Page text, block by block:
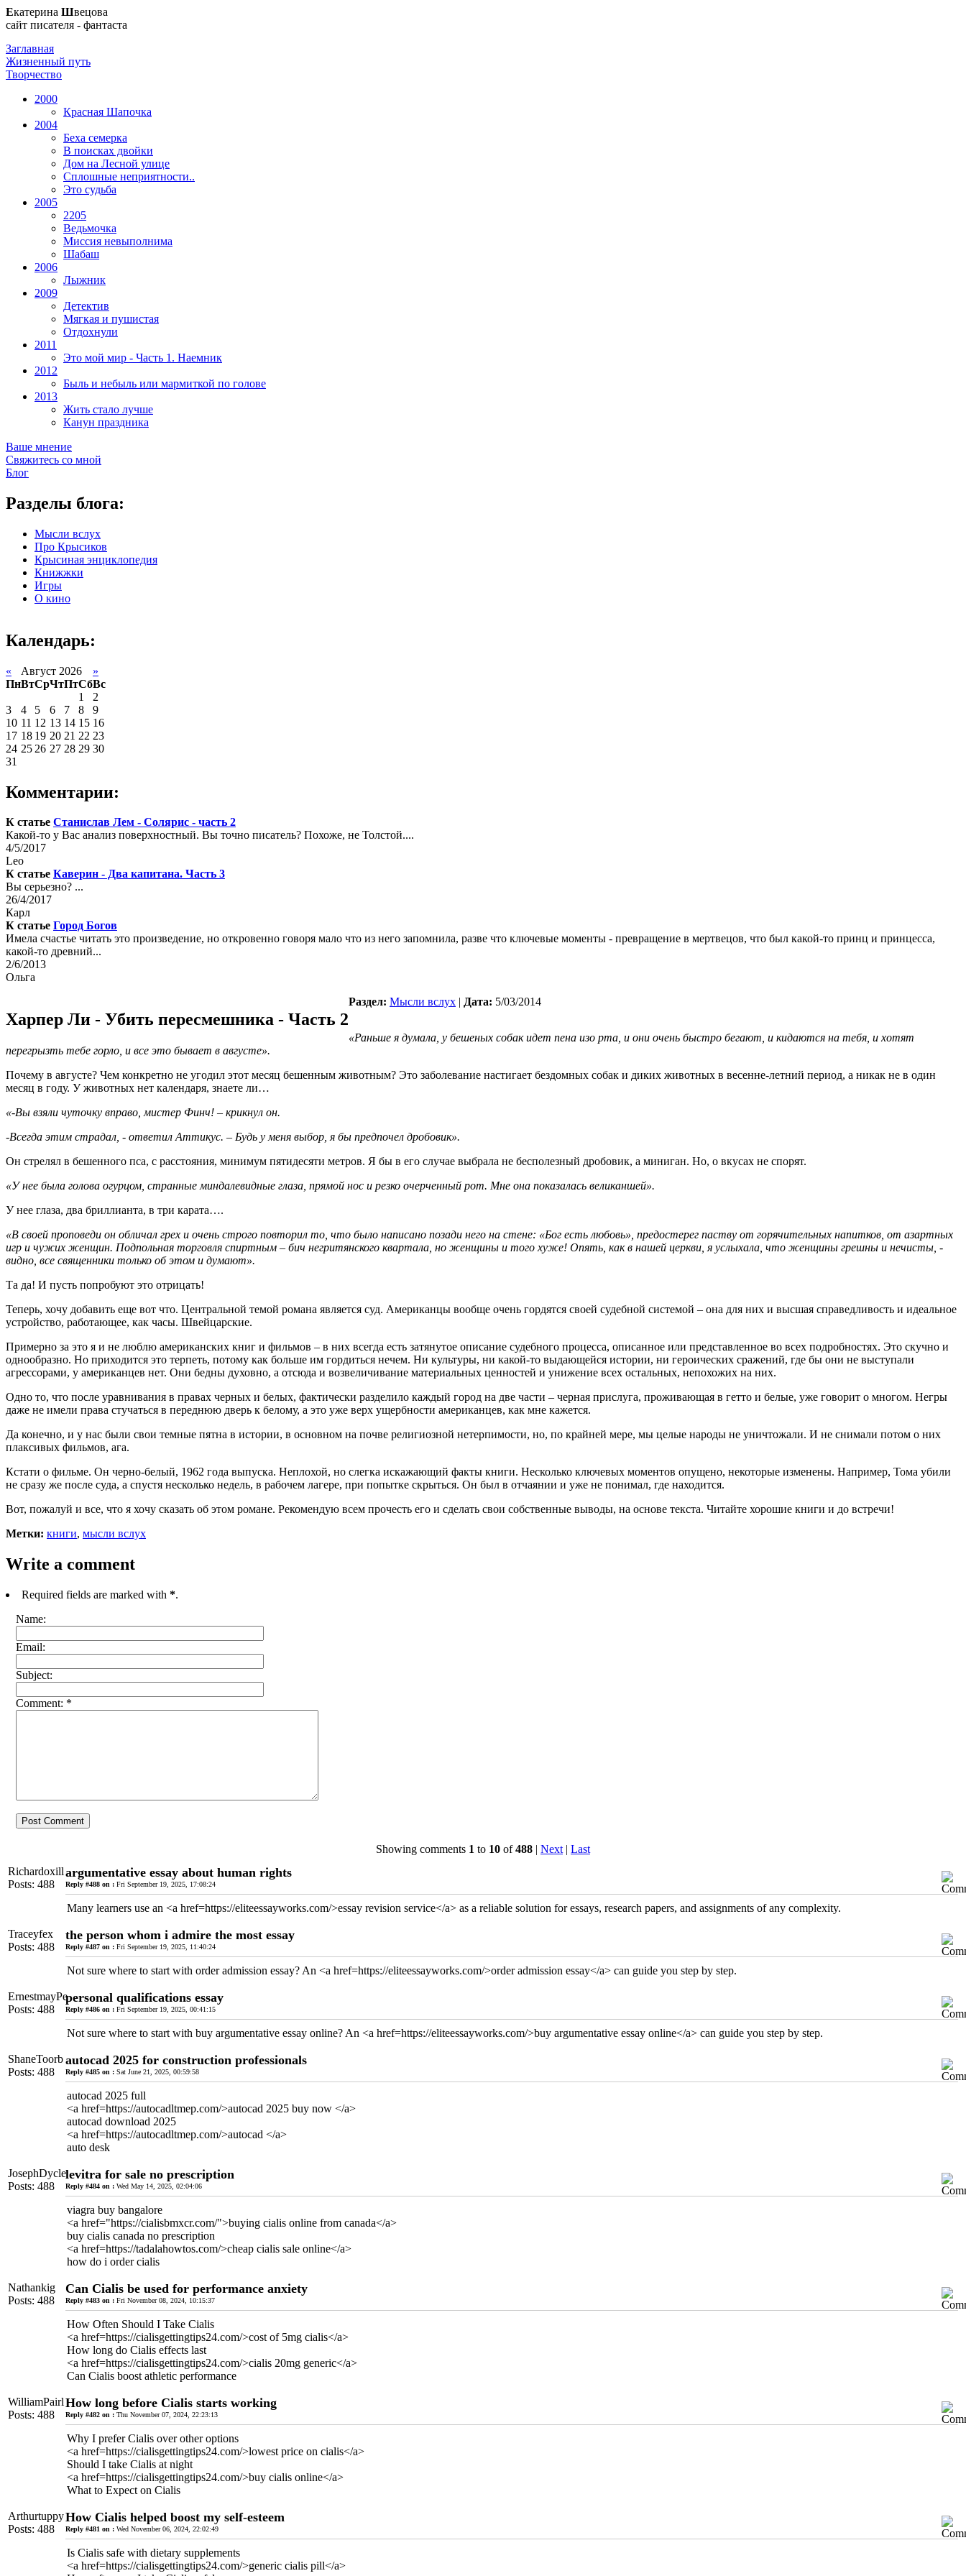
Екатерина Швецова
сайт писателя - фантаста
Заглавная
Жизненный путь
Творчество
2000
Красная Шапочка
2004
Беха семерка
В поисках двойки
Дом на Лесной улице
Сплошные неприятности..
Это судьба
2005
2205
Ведьмочка
Миссия невыполнима
Шабаш
2006
Лыжник
2009
Детектив
Мягкая и пушистая
Отдохнули
2011
Это мой мир - Часть 1. Наемник
2012
Быль и небыль или мармиткой по голове
2013
Жить стало лучше
Канун праздника
Ваше мнение
Свяжитесь со мной
Блог
Разделы блога:
Мысли вслух
Про Крысиков
Крысиная энциклопедия
Книжжки
Игры
О кино
Календарь:
« Август 2026
»
ПнВтСрЧтПтСбВс
1
2
3
4 5 6 7 8
9
10 11 12 13 14 15 16
17 18 19 20 21 22 23
24 25 26 27 28 29 30
31
Комментарии:
К статье Станислав Лем - Солярис - часть 2
Какой-то у Вас анализ поверхностный. Вы точно писатель? Похоже, не Толстой....
4/5/2017
Leo
К статье Каверин - Два капитана. Часть 3
Вы серьезно? ...
26/4/2017
Карл
К статье Город Богов
Имела счастье читать это произведение, но откровенно говоря мало что из него запомнила, разве что ключевые моменты - превращение в мертвецов, что был какой-то принц и принцесса,
какой-то древний...
2/6/2013
Ольга
Харпер Ли - Убить пересмешника - Часть 2
Раздел: Мысли вслух | Дата: 5/03/2014
«Раньше я думала, у бешеных собак идет пена изо рта, и они очень быстро бегают, и кидаются на тебя, и хотят
перегрызть тебе горло, и все это бывает в августе».
Почему в августе? Чем конкретно не угодил этот месяц бешенным животным? Это заболевание настигает бездомных собак и диких животных в весенне-летний период, а никак не в один
месяц в году. У животных нет календаря, знаете ли…
«-Вы взяли чуточку вправо, мистер Финч! – крикнул он.
-Всегда этим страдал, - ответил Аттикус. – Будь у меня выбор, я бы предпочел дробовик».
Он стрелял в бешенного пса, с расстояния, минимум пятидесяти метров. Я бы в его случае выбрала не бесполезный дробовик, а миниган. Но, о вкусах не спорят.
«У нее была голова огурцом, странные миндалевидные глаза, прямой нос и резко очерченный рот. Мне она показалась великаншей».
У нее глаза, два бриллианта, в три карата….
«В своей проповеди он обличал грех и очень строго повторил то, что было написано позади него на стене: «Бог есть любовь», предостерег паству от горячительных напитков, от азартных
игр и чужих женщин. Подпольная торговля спиртным – бич негритянского квартала, но женщины и того хуже! Опять, как в нашей церкви, я услыхала, что женщины грешны и нечисты, -
видно, все священники только об этом и думают».
Та да! И пусть попробуют это отрицать!
Теперь, хочу добавить еще вот что. Центральной темой романа является суд. Американцы вообще очень гордятся своей судебной системой – она для них и высшая справедливость и идеальное
устройство, работающее, как часы. Швейцарские.
Примерно за это я и не люблю американских книг и фильмов – в них всегда есть затянутое описание судебного процесса, описанное или представленное во всех подробностях. Это скучно и
однообразно. Но приходится это терпеть, потому как больше им гордиться нечем. Ни культуры, ни какой-то выдающейся истории, ни героических сражений, где бы они не выступали
агрессорами, у американцев нет. Они бедны духовно, а отсюда и возвеличивание материальных ценностей и унижение всех остальных, непохожих на них.
Одно то, что после уравнивания в правах черных и белых, фактически разделило каждый город на две части – черная прислуга, проживающая в гетто и белые, уже говорит о многом. Негры
даже не имели права стучаться в переднюю дверь к белому, а это уже верх ущербности американцев, как мне кажется.
Да конечно, и у нас были свои темные пятна в истории, в основном на почве религиозной нетерпимости, но, по крайней мере, мы целые народы не уничтожали. И не снимали потом о них
плаксивых фильмов, ага.
Кстати о фильме. Он черно-белый, 1962 года выпуска. Неплохой, но слегка искажающий факты книги. Несколько ключевых моментов опущено, некоторые изменены. Например, Тома убили
не сразу же после суда, а спустя несколько недель, в рабочем лагере, при попытке скрыться. Он был в отчаянии и уже не понимал, где находится.
Вот, пожалуй и все, что я хочу сказать об этом романе. Рекомендую всем прочесть его и сделать свои собственные выводы, на основе текста. Читайте хорошие книги и до встречи!
Метки: книги, мысли вслух
Write a comment
Required fields are marked with *.
Name:
Email:
Subject:
Comment: *
Showing comments 1 to 10 of488 | Next | Last
Richardoxill
Posts: 488
argumentative essay about human rights
Reply #488 on : Fri September 19, 2025, 17:08:24
Many learners use an <a href=https://eliteessayworks.com/>essay revision service</a> as a reliable solution for essays, research papers, and assignments of any complexity.
Traceyfex
Posts: 488
the person whom i admire the most essay
Reply #487 on : Fri September 19, 2025, 11:40:24
Not sure where to start with order admission essay? An <a href=https://eliteessayworks.com/>order admission essay</a> can guide you step by step.
ErnestmayPe
Posts: 488
personal qualifications essay
Reply #486 on : Fri September 19, 2025, 00:41:15
Not sure where to start with buy argumentative essay online? An <a href=https://eliteessayworks.com/>buy argumentative essay online</a> can guide you step by step.
ShaneToorb
Posts: 488
autocad 2025 for construction professionals
Reply #485 on : Sat June 21, 2025, 00:59:58
autocad 2025 full
<a href=https://autocadltmep.com/>autocad 2025 buy now </a>
autocad download 2025
<a href=https://autocadltmep.com/>autocad </a>
auto desk
JosephDycle
Posts: 488
levitra for sale no prescription
Reply #484 on : Wed May 14, 2025, 02:04:06
viagra buy bangalore
<a href="https://cialisbmxcr.com/">buying cialis online from canada</a>
buy cialis canada no prescription
<a href=https://tadalahowtos.com/>cheap cialis sale online</a>
how do i order cialis
Nathankig
Posts: 488
Can Cialis be used for performance anxiety
Reply #483 on : Fri November 08, 2024, 10:15:37
How Often Should I Take Cialis
<a href=https://cialisgettingtips24.com/>cost of 5mg cialis</a>
How long do Cialis effects last
<a href=https://cialisgettingtips24.com/>cialis 20mg generic</a>
Can Cialis boost athletic performance
WilliamPairl
Posts: 488
How long before Cialis starts working
Reply #482 on : Thu November 07, 2024, 22:23:13
Why I prefer Cialis over other options
<a href=https://cialisgettingtips24.com/>lowest price on cialis</a>
Should I take Cialis at night
<a href=https://cialisgettingtips24.com/>buy cialis online</a>
What to Expect on Cialis
Arthurtuppy
Posts: 488
How Cialis helped boost my self-esteem
Reply #481 on : Wed November 06, 2024, 22:02:49
Is Cialis safe with dietary supplements
<a href=https://cialisgettingtips24.com/>generic cialis pill</a>